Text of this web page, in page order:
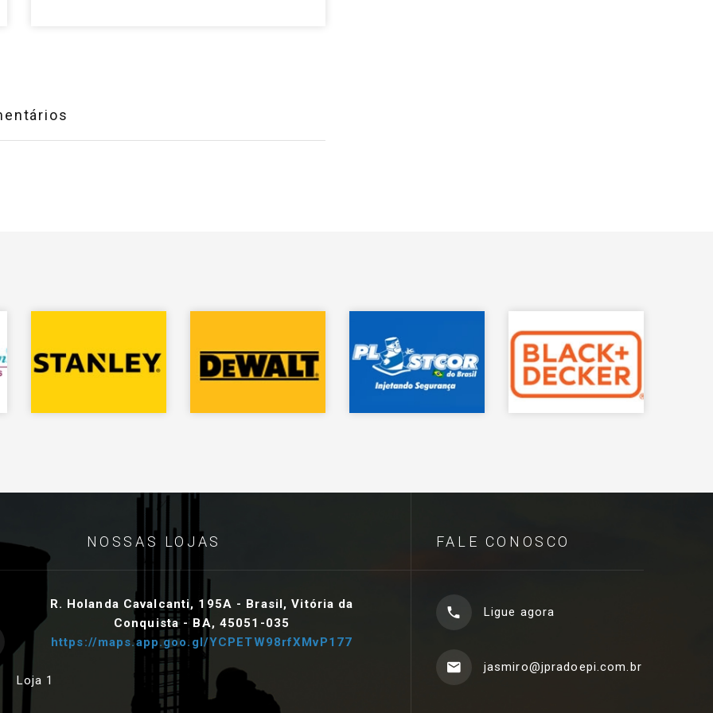
NOSSAS LOJAS
R. Holanda Cavalcanti, 195A - Brasil, Vitória da
Conquista - BA, 45051-035
https://maps.app.goo.gl/YCPETW98rfXMvP177
Loja 1
FALE CONOSCO
Ligue agora
jasmiro@jpradoepi.com.br